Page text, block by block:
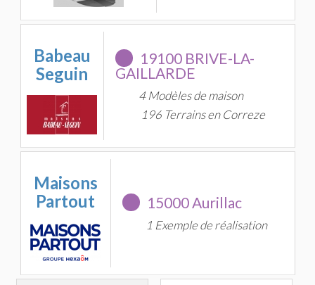
Babeau
Seguin
19100 BRIVE-LA-
GAILLARDE
4 Modèles de maison
196 Terrains en Correze
Maisons
Partout
15000 Aurillac
1 Exemple de réalisation